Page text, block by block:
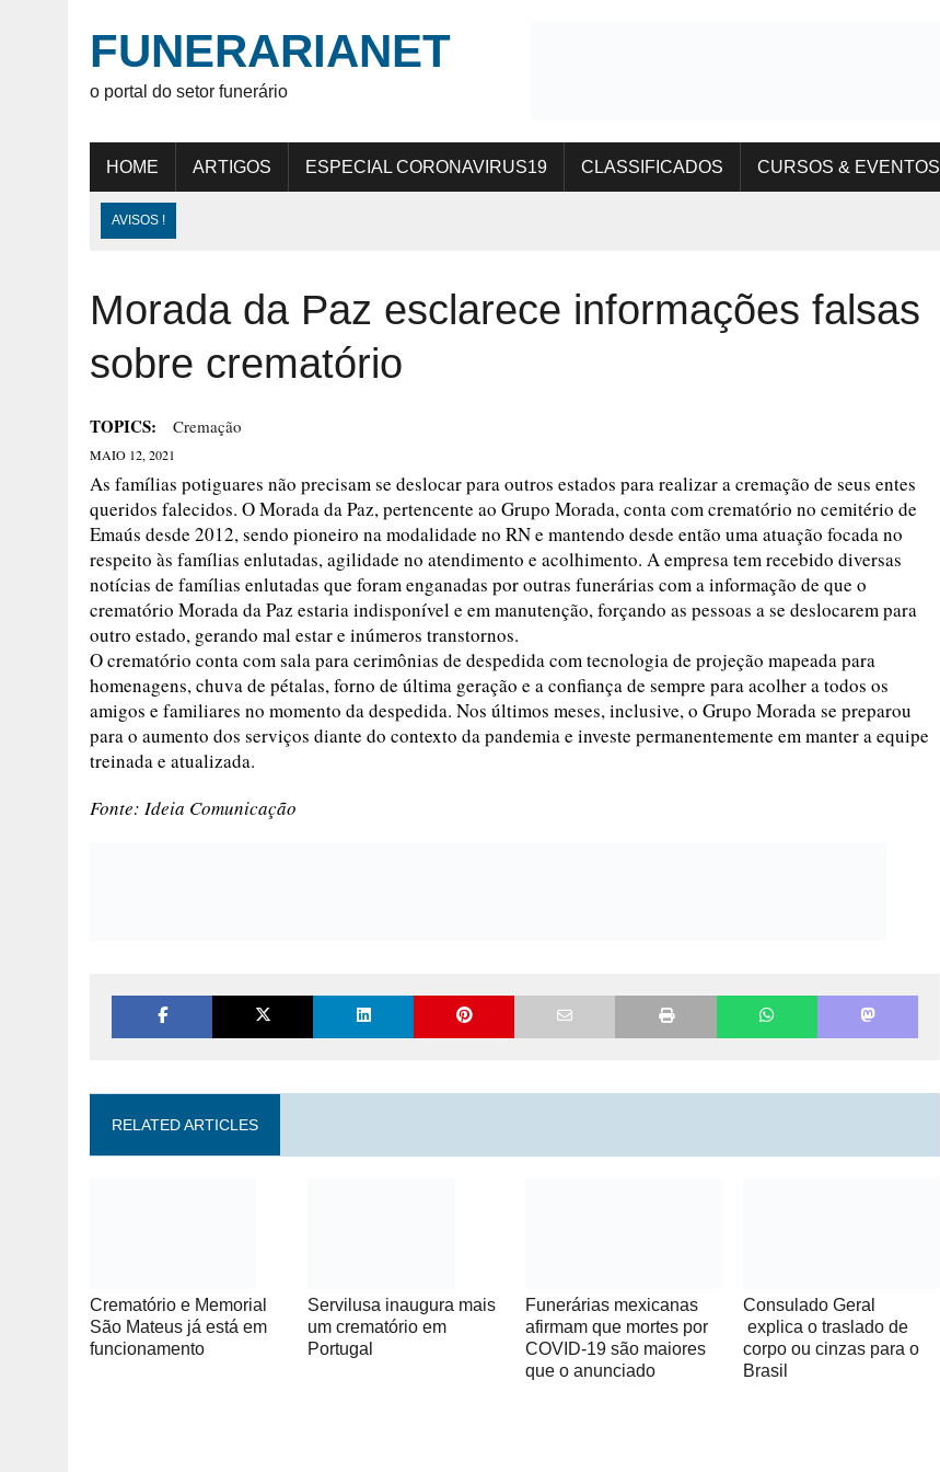
FUNERARIANET
o portal do setor funerário
HOME ARTIGOS ESPECIAL CORONAVIRUS19 CLASSIFICADOS CURSOS & EVENTOS
AVISOS !
Morada da Paz esclarece informações falsas
sobre crematório
TOPICS: Cremação
MAIO 12, 2021
As famílias potiguares não precisam se deslocar para outros estados para realizar a cremação de seus entes
queridos falecidos. O Morada da Paz, pertencente ao Grupo Morada, conta com crematório no cemitério de
Emaús desde 2012, sendo pioneiro na modalidade no RN e mantendo desde então uma atuação focada no
respeito às famílias enlutadas, agilidade no atendimento e acolhimento. A empresa tem recebido diversas
notícias de famílias enlutadas que foram enganadas por outras funerárias com a informação de que o
crematório Morada da Paz estaria indisponível e em manutenção, forçando as pessoas a se deslocarem para
outro estado, gerando mal estar e inúmeros transtornos.
O crematório conta com sala para cerimônias de despedida com tecnologia de projeção mapeada para
homenagens, chuva de pétalas, forno de última geração e a confiança de sempre para acolher a todos os
amigos e familiares no momento da despedida. Nos últimos meses, inclusive, o Grupo Morada se preparou
para o aumento dos serviços diante do contexto da pandemia e investe permanentemente em manter a equipe
treinada e atualizada.
Fonte: Ideia Comunicação
RELATED ARTICLES
Crematório e Memorial
São Mateus já está em
funcionamento
Servilusa inaugura mais
um crematório em
Portugal
Funerárias mexicanas
afirmam que mortes por
COVID-19 são maiores
que o anunciado
Consulado Geral
explica o traslado de
corpo ou cinzas para o
Brasil